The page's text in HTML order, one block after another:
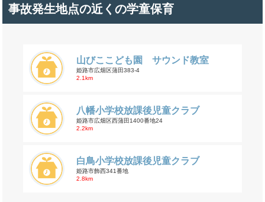
事故発生地点の近くの学童保育
山びここども園 サウンド教室
姫路市広畑区蒲田383-4
2.1km
八幡小学校放課後児童クラブ
姫路市広畑区西蒲田1400番地24
2.2km
白鳥小学校放課後児童クラブ
姫路市飾西341番地
2.8km